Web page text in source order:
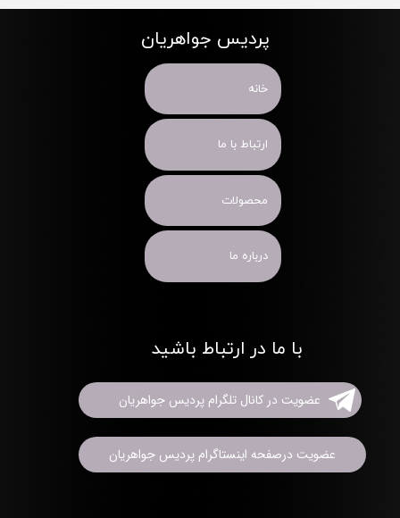
پردیس جواهریان
خانه
ارتباط با ما
محصولات
درباره ما
با ما در ارتباط باشید
عضویت در کانال تلگرام پردیس جواهریان
عضویت درصفحه اینستاگرام پردیس جواهریان